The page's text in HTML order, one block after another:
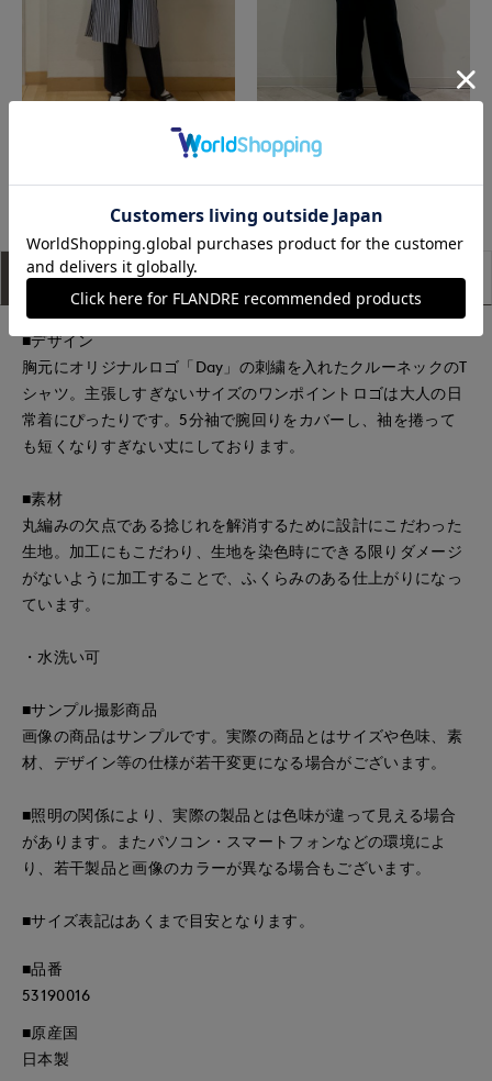
立川伊勢丹I.T.'S.international
アイテム説明 サイズ詳細 購入レビュー
■デザイン
胸元にオリジナルロゴ「Day」の刺繍を入れたクルーネックのT
シャツ。主張しすぎないサイズのワンポイントロゴは大人の日
常着にぴったりです。5分袖で腕回りをカバーし、袖を捲って
も短くなりすぎない丈にしております。
■素材
丸編みの欠点である捻じれを解消するために設計にこだわった
生地。加工にもこだわり、生地を染色時にできる限りダメージ
がないように加工することで、ふくらみのある仕上がりになっ
ています。
・水洗い可
■サンプル撮影商品
画像の商品はサンプルです。実際の商品とはサイズや色味、素
材、デザイン等の仕様が若干変更になる場合がございます。
■照明の関係により、実際の製品とは色味が違って見える場合
があります。またパソコン・スマートフォンなどの環境によ
り、若干製品と画像のカラーが異なる場合もございます。
■サイズ表記はあくまで目安となります。
■品番
53190016
■原産国
日本製